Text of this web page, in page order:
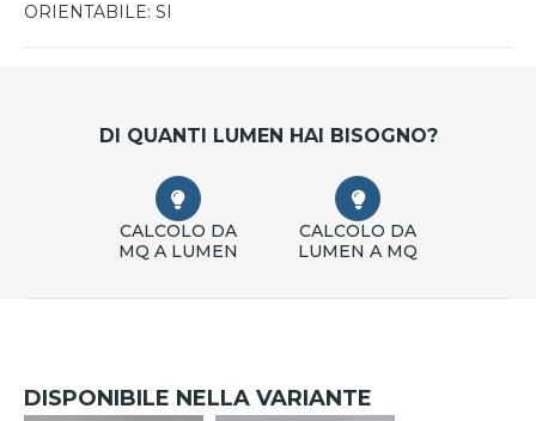
ORIENTABILE: SI
DI QUANTI LUMEN HAI BISOGNO?
CALCOLO DA
MQ A LUMEN
CALCOLO DA
LUMEN A MQ
DISPONIBILE NELLA VARIANTE